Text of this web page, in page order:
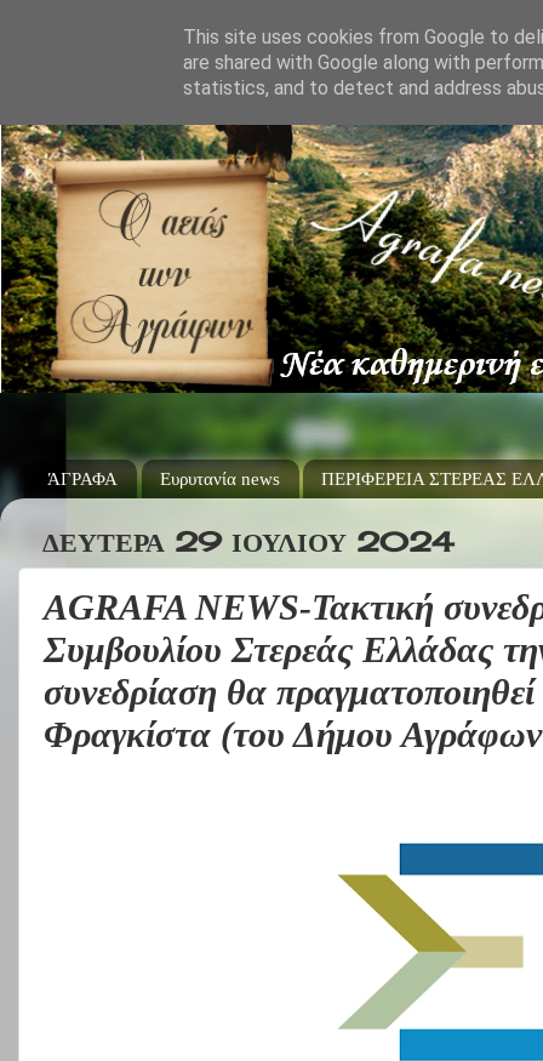
ΆΓΡΑΦΑ Ευρυτανία news ΠΕΡΙΦΕΡΕΙΑ ΣΤΕΡΕΑΣ
ΔΕΥΤΈΡΑ 29 ΙΟΥΛΊΟΥ 2024
AGRAFA NEWS-Τακτική
Συμβουλίου Στερεάς Ελλάδας
συνεδρίαση θα
Φραγκίστα (του Δήμου
This site uses cookies from Google to
are shared with Google along with
statistics, and to detect and address